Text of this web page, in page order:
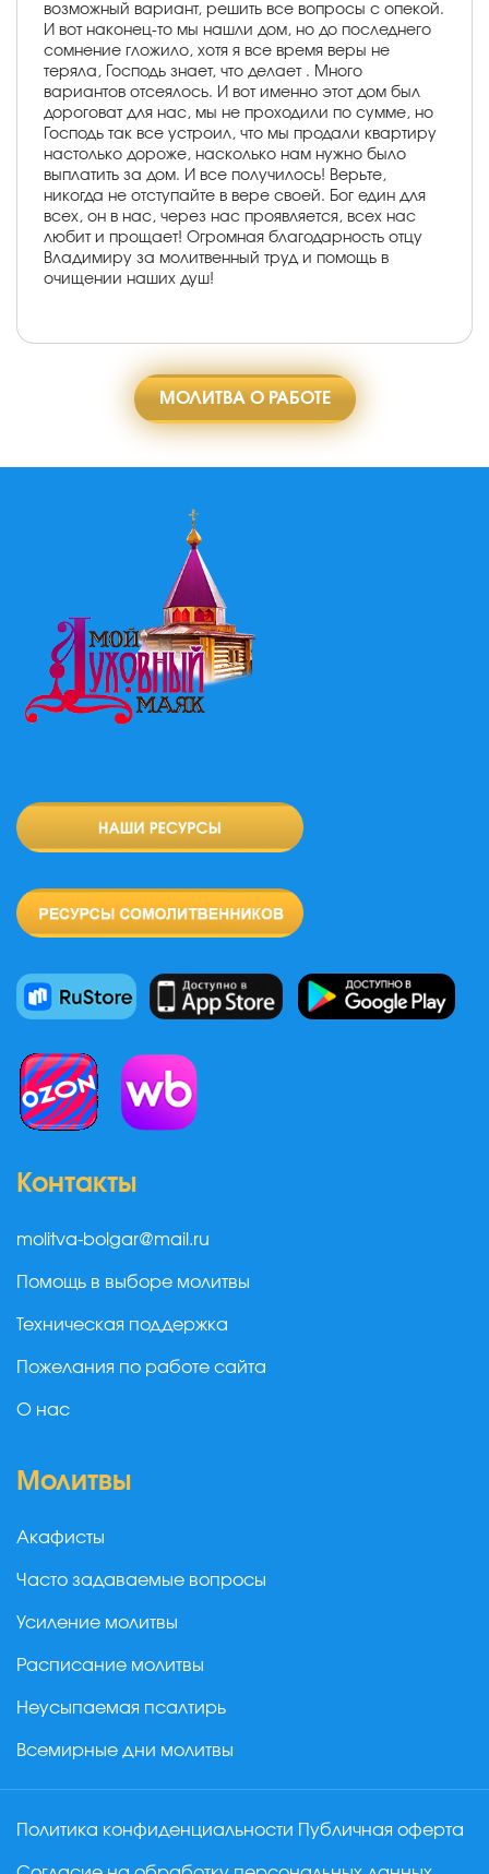
возможный вариант, решить все вопросы с опекой.
И вот наконец-то мы нашли дом, но до последнего
сомнение гложило, хотя я все время веры не
теряла, Господь знает, что делает . Много
вариантов отсеялось. И вот именно этот дом был
дороговат для нас, мы не проходили по сумме, но
Господь так все устроил, что мы продали квартиру
настолько дороже, насколько нам нужно было
выплатить за дом. И все получилось! Верьте,
никогда не отступайте в вере своей. Бог един для
всех, он в нас, через нас проявляется, всех нас
любит и прощает! Огромная благодарность отцу
Владимиру за молитвенный труд и помощь в
очищении наших душ!
МОЛИТВА О РАБОТЕ
Контакты
molitva-bolgar@mail.ru
Помощь в выборе молитвы
Техническая поддержка
Пожелания по работе сайта
О нас
Молитвы
Акафисты
Часто задаваемые вопросы
Усиление молитвы
Расписание молитвы
Неусыпаемая псалтирь
Всемирные дни молитвы
Политика конфиденциальности Публичная оферта